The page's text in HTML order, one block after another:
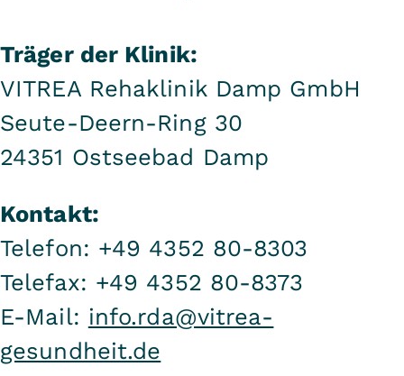
Träger der Klinik:
VITREA Rehaklinik Damp GmbH
Seute-Deern-Ring 30
24351 Ostseebad Damp
Kontakt:
Telefon: +49 4352 80-8303
Telefax: +49 4352 80-8373
E-Mail: info.rda@vitrea-
gesundheit.de